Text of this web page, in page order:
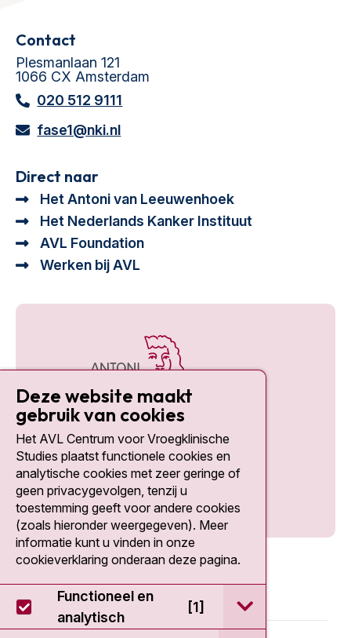
Contact
Plesmanlaan 121
1066 CX Amsterdam
020 512 9111
fase1@nki.nl
Direct naar
Het Antoni van Leeuwenhoek
Het Nederlands Kanker Instituut
AVL Foundation
Werken bij AVL
Social media
Deze website maakt
gebruik van cookies
Het AVL Centrum voor Vroegklinische
Studies plaatst functionele cookies en
analytische cookies met zeer geringe of
geen privacygevolgen, tenzij u
toestemming geeft voor andere cookies
(zoals hieronder weergegeven). Meer
informatie kunt u vinden in onze
cookieverklaring onderaan deze pagina.
Functioneel en
analytisch
[1] open / sluit